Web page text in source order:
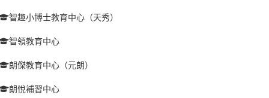
智趣小博士教育中心（天秀）
智領教育中心
朗傑教育中心（元朗）
朗悅補習中心